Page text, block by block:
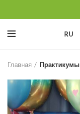
RU
Главная Практикумы